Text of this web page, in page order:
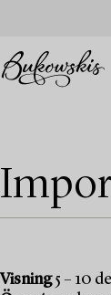
Visning5 – 10